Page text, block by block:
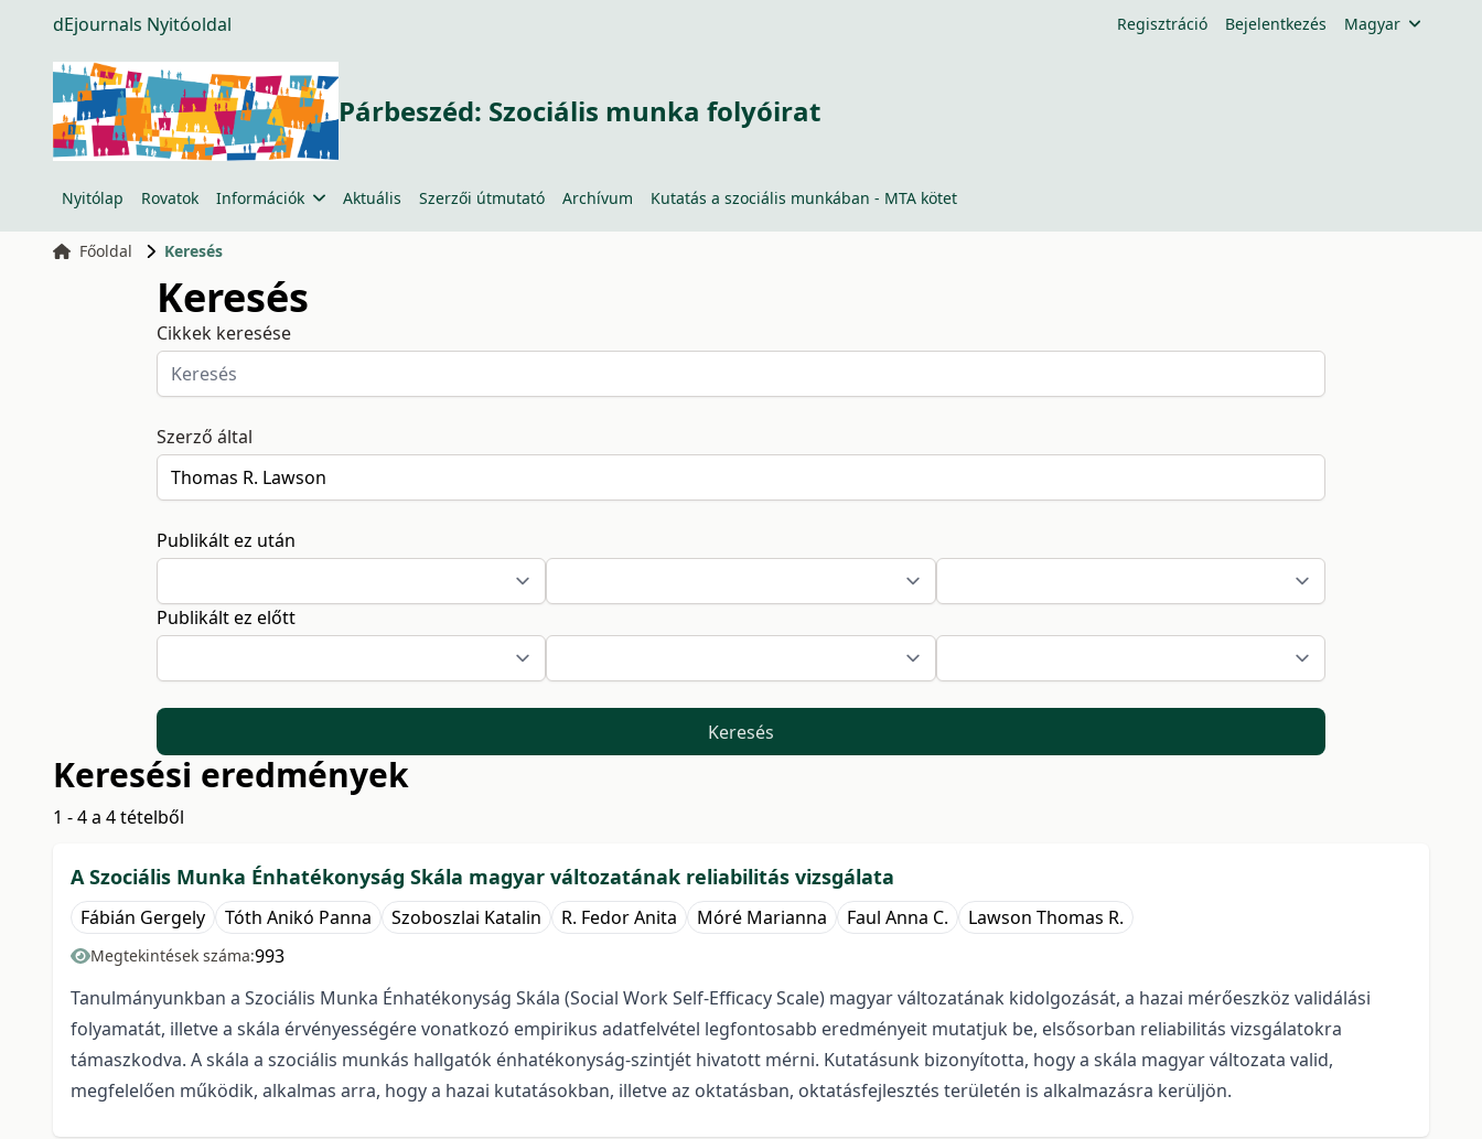
dEjournals Nyitóoldal Regisztráció Bejelentkezés Magyar
Párbeszéd: Szociális munka folyóirat
Nyitólap Rovatok Információk Aktuális Szerzői útmutató Archívum Kutatás a szociális munkában - MTA kötet
Főoldal Keresés
Keresés
Cikkek keresése
Szerző által
Publikált ez után
Publikált ez előtt
Keresés
Keresési eredmények
1 - 4 a 4 tételből
A Szociális Munka Énhatékonyság Skála magyar változatának reliabilitás vizsgálata
Fábián Gergely Tóth Anikó Panna Szoboszlai Katalin R. Fedor Anita Móré Marianna Faul Anna C. Lawson Thomas R.
Megtekintések száma:993
Tanulmányunkban a Szociális Munka Énhatékonyság Skála (Social Work Self-Efficacy Scale) magyar változatának kidolgozását, a hazai mérőeszköz validálási
folyamatát, illetve a skála érvényességére vonatkozó empirikus adatfelvétel legfontosabb eredményeit mutatjuk be, elsősorban reliabilitás vizsgálatokra
támaszkodva. A skála a szociális munkás hallgatók énhatékonyság-szintjét hivatott mérni. Kutatásunk bizonyította, hogy a skála magyar változata valid,
megfelelően működik, alkalmas arra, hogy a hazai kutatásokban, illetve az oktatásban, oktatásfejlesztés területén is alkalmazásra kerüljön.